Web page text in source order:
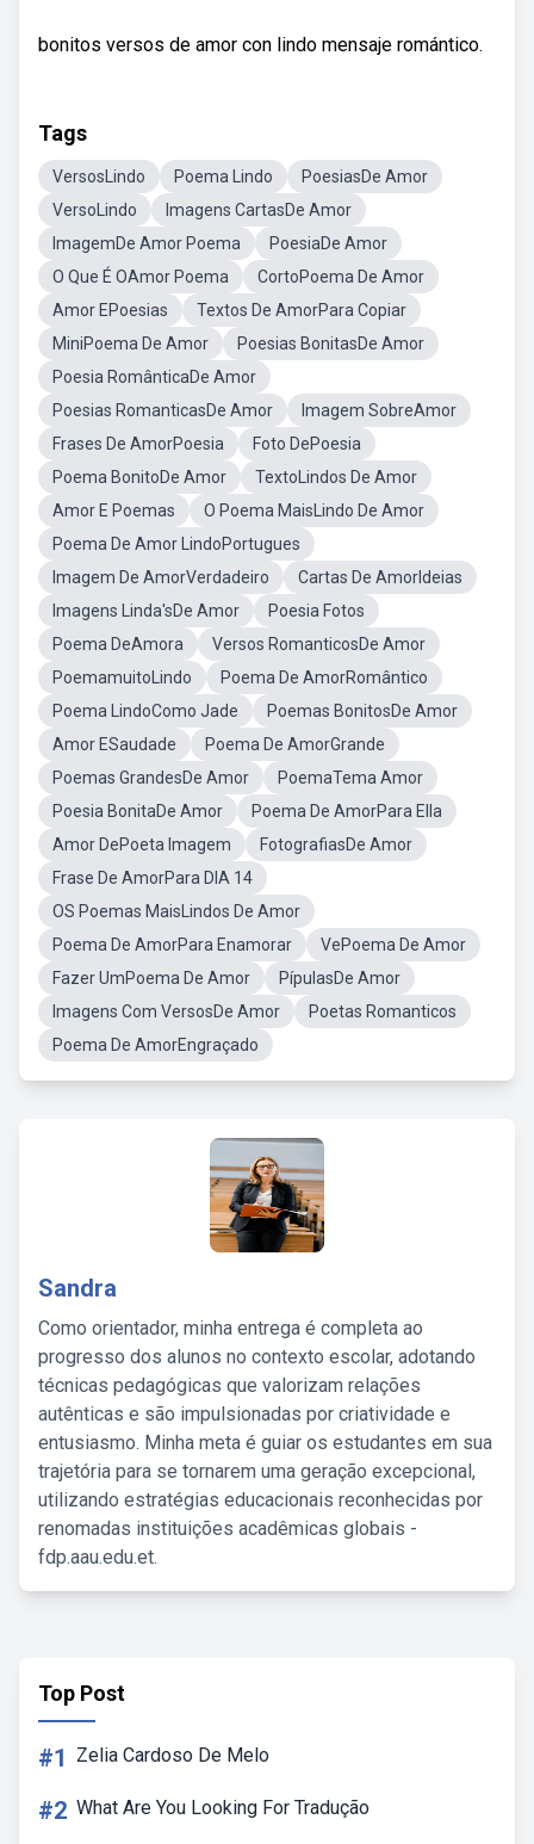
bonitos versos de amor con lindo mensaje romántico.
Tags
VersosLindo Poema Lindo
PoesiasDe Amor
VersoLindo
Imagens CartasDe Amor
ImagemDe Amor Poema
PoesiaDe Amor
O Que É OAmor Poema
CortoPoema De Amor
Amor EPoesias
Textos De AmorPara Copiar
MiniPoema De Amor
Poesias BonitasDe Amor
Poesia RomânticaDe Amor
Poesias RomanticasDe Amor
Imagem SobreAmor
Frases De AmorPoesia
Foto DePoesia
Poema BonitoDe Amor
TextoLindos De Amor
Amor E Poemas
O Poema MaisLindo De Amor
Poema De Amor LindoPortugues
Imagem De AmorVerdadeiro
Cartas De AmorIdeias
Imagens Linda'sDe Amor
Poesia Fotos
Poema DeAmora
Versos RomanticosDe Amor
PoemamuitoLindo
Poema De AmorRomântico
Poema LindoComo Jade
Poemas BonitosDe Amor
Amor ESaudade
Poema De AmorGrande
Poemas GrandesDe Amor
PoemaTema Amor
Poesia BonitaDe Amor
Poema De AmorPara Ella
Amor DePoeta Imagem
FotografiasDe Amor
Frase De AmorPara DIA 14
OS Poemas MaisLindos De Amor
Poema De AmorPara Enamorar
VePoema De Amor
Fazer UmPoema De Amor
PípulasDe Amor
Imagens Com VersosDe Amor
Poetas Romanticos
Poema De AmorEngraçado
Sandra
Como orientador, minha entrega é completa ao
progresso dos alunos no contexto escolar, adotando
técnicas pedagógicas que valorizam relações
autênticas e são impulsionadas por criatividade e
entusiasmo. Minha meta é guiar os estudantes em sua
trajetória para se tornarem uma geração excepcional,
utilizando estratégias educacionais reconhecidas por
renomadas instituições acadêmicas globais -
fdp.aau.edu.et.
Top Post
#1 Zelia Cardoso De Melo
#2 What Are You Looking For Tradução